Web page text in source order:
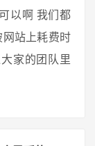
以啊 我们都
站上耗费时
家的团队里